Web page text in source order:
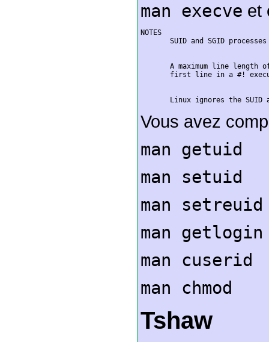
man execve et
NOTES
SUID and SGID
A maximum line length
first line in a #!
Linux ignores the SUID
Vous avez
man getuid
man setuid
man setreuid
man getlogin
man cuserid
man chmod
Tshaw